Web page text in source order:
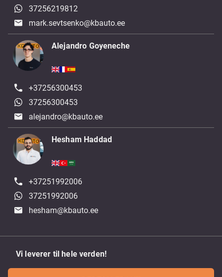
37256219812
mark.sevtsenko@kbauto.ee
Alejandro Goyeneche
+37256300453
37256300453
alejandro@kbauto.ee
Hesham Haddad
+37251992006
37251992006
hesham@kbauto.ee
Vi leverer til hele verden!